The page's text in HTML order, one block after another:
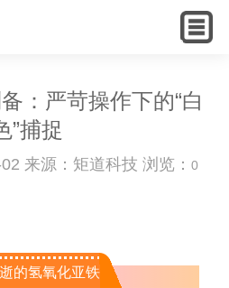
English
：严苛操作下的“白
”捕捉
来源：矩道科技 浏览： 0
的氢氧化亚铁